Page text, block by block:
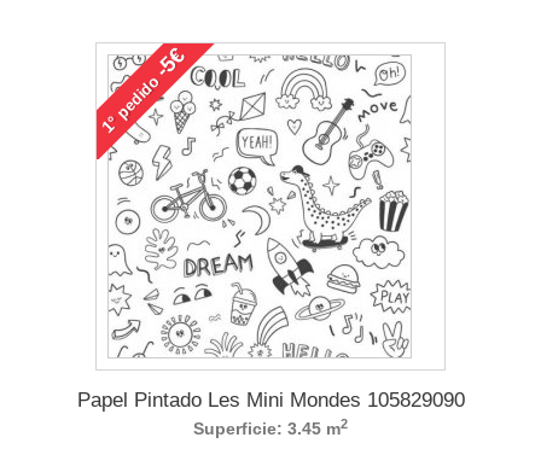
1°
pedido
-5€
Papel Pintado Les Mini Mondes 105829090
Superficie: 3.45 m2